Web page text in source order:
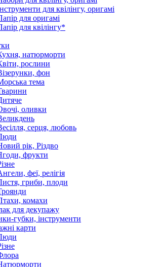
для квілінгу, оригамі
для оригамі
для квілінгу*
натюрморти
рослини
фон
тема
оливки
серця, любовь
рік, Різдво
фрукти
феї, релігія
гриби, плоди
комахи
для декупажу
губки, інструменти
карти